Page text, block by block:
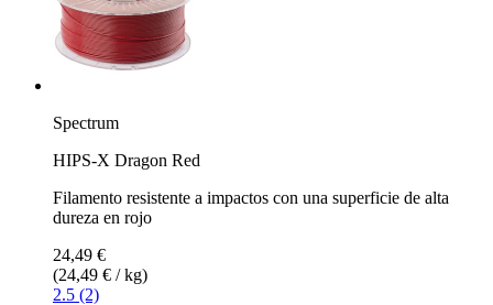
Spectrum
HIPS-X Dragon Red
Filamento resistente a impactos con una superficie de alta
dureza en rojo
24,49 €
(24,49 € / kg)
2.5 (2)